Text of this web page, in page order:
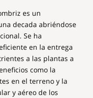
es un
decada abriéndose
Se ha
en la entrega
a las plantas a
como la
en el terreno y la
y aéreo de los